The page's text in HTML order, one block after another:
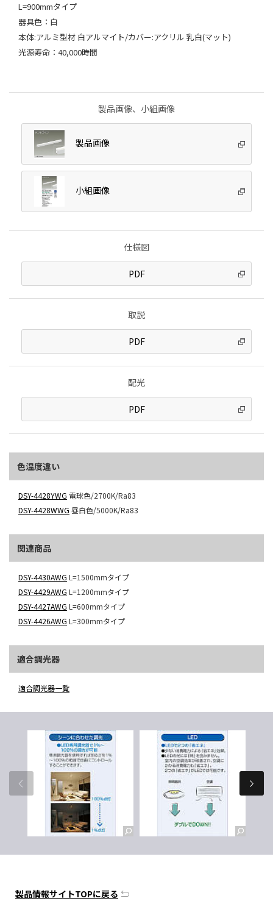
L=900mmタイプ
器具色：白
本体:アルミ型材 白アルマイト/カバー:アクリル 乳白(マット)
光源寿命：40,000時間
製品画像、小組画像
製品画像
小組画像
仕様図
PDF
取説
PDF
配光
PDF
色温度違い
DSY-4428YWG 電球色/2700K/Ra83
DSY-4428WWG 昼白色/5000K/Ra83
関連商品
DSY-4430AWG L=1500mmタイプ
DSY-4429AWG L=1200mmタイプ
DSY-4427AWG L=600mmタイプ
DSY-4426AWG L=300mmタイプ
適合調光器
適合調光器一覧
製品情報サイトTOPに戻る